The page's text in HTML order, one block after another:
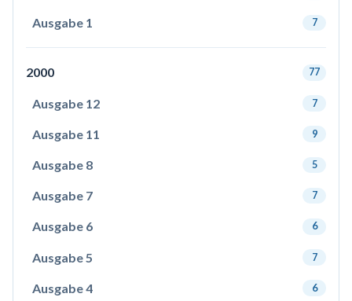
Ausgabe 1 7
2000 77
Ausgabe 12 7
Ausgabe 11 9
Ausgabe 8 5
Ausgabe 7 7
Ausgabe 6 6
Ausgabe 5 7
Ausgabe 4 6